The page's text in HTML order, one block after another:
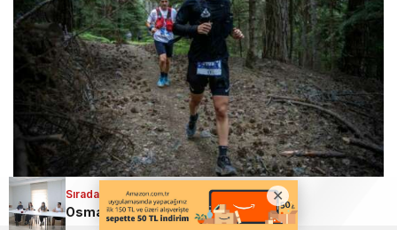
“ULTRA TRAIL BİR STRATEJİ KOŞUSU ASLINDA”
Sıradaki Haber
Osmangazi’den Gençlerin Geleceğine Ücretsiz Eğitim Desteği